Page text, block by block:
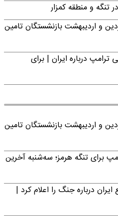
و منطقه کمزار
و اردیبهشت بازنشستگان تامین
درباره ایران | برای
و اردیبهشت بازنشستگان تامین
برای تنگه هرمز؛ سه‌شنبه آخرین
درباره جنگ را اعلام کرد |